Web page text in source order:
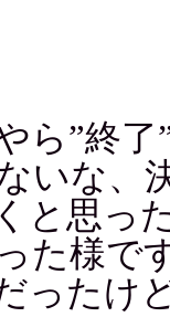
ら”終
いな、
と思っ
た様で
ったけ